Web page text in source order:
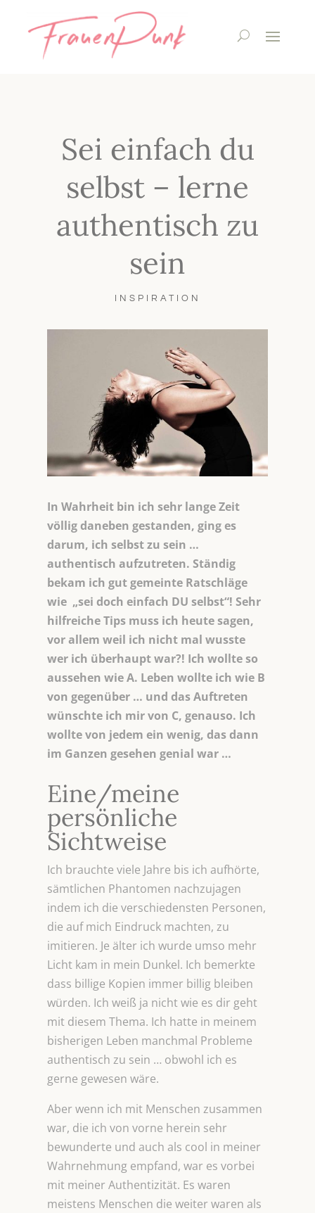
Sei einfach du
selbst – lerne
authentisch zu
sein
INSPIRATION
In Wahrheit bin ich sehr lange Zeit
völlig daneben gestanden, ging es
darum, ich selbst zu sein …
authentisch aufzutreten. Ständig
bekam ich gut gemeinte Ratschläge
wie „sei doch einfach DU selbst“! Sehr
hilfreiche Tips muss ich heute sagen,
vor allem weil ich nicht mal wusste
wer ich überhaupt war?! Ich wollte so
aussehen wie A. Leben wollte ich wie B
von gegenüber … und das Auftreten
wünschte ich mir von C, genauso. Ich
wollte von jedem ein wenig, das dann
im Ganzen gesehen genial war …
Eine/meine
persönliche
Sichtweise
Ich brauchte viele Jahre bis ich aufhörte,
sämtlichen Phantomen nachzujagen
indem ich die verschiedensten Personen,
die auf mich Eindruck machten, zu
imitieren. Je älter ich wurde umso mehr
Licht kam in mein Dunkel. Ich bemerkte
dass billige Kopien immer billig bleiben
würden. Ich weiß ja nicht wie es dir geht
mit diesem Thema. Ich hatte in meinem
bisherigen Leben manchmal Probleme
authentisch zu sein … obwohl ich es
gerne gewesen wäre.
Aber wenn ich mit Menschen zusammen
war, die ich von vorne herein sehr
bewunderte und auch als cool in meiner
Wahrnehmung empfand, war es vorbei
mit meiner Authentizität. Es waren
meistens Menschen die weiter waren als